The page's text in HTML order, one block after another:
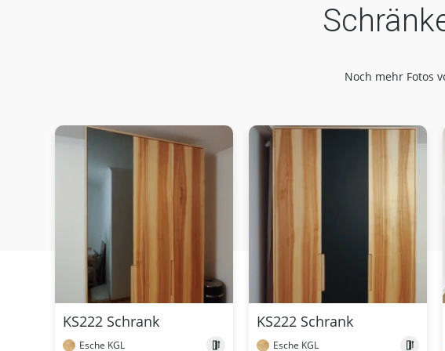
Noch mehr Fotos
KS222 Schrank
Esche KGL
KS222 Schrank
Esche KGL